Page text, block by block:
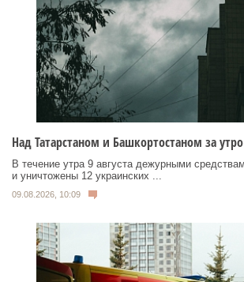
Над Татарстаном и Башкортостаном за
В течение утра 9 августа дежурными
и уничтожены 12 украинских ...
09.08.2026, 10:09